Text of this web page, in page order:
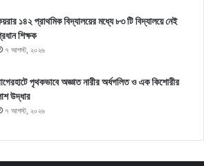
১৪২ প্রাথমিক বিদ্যালয়ের মধ্যে ৮৩ টি বিদ্যালয়ে নেই
শিক্ষক
৭ আগস্ট, ২০২৬
পৃথকভাবে অজ্ঞাত নারীর অর্ধগলিত ও এক কিশোরীর
উদ্ধার
৭ আগস্ট, ২০২৬